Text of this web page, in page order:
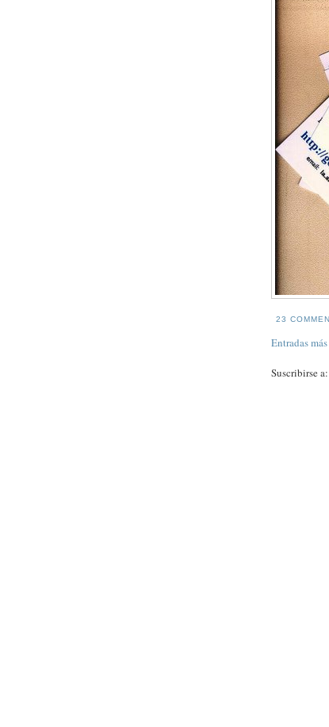
23
Entradas
Suscribirse a: